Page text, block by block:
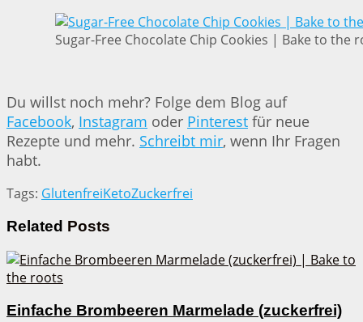
Sugar-Free Chocolate Chip Cookies | Bake to the
Du willst noch mehr? Folge dem Blog auf
Facebook, Instagram oder Pinterest für neue
Rezepte und mehr. Schreibt mir, wenn Ihr Fragen
habt.
Tags: GlutenfreiKetoZuckerfrei
Related Posts
Einfache Brombeeren Marmelade (zuckerfrei)